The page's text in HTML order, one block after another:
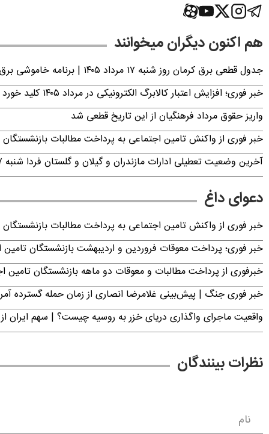
هم اکنون دیگران میخوانند
جدول قطعی برق کرمان روز شنبه ۱۷ مرداد ۱۴۰۵ | برنامه خاموشی برق کرمان اعلام شد
خبر فوری؛ افزایش اعتبار کالابرگ الکترونیکی در مرداد ۱۴۰۵ کلید خورد
واریز حقوق مرداد فرهنگیان از این تاریخ قطعی شد
خبر فوری از واکنش تامین اجتماعی به پرداخت مطالبات بازنشستگان امروز
آخرین وضعیت تعطیلی ادارات مازندران و گیلان و گلستان فردا شنبه ۱۷ مرداد ۱۴۰۵
دعوای داغ
خبر فوری از واکنش تامین اجتماعی به پرداخت مطالبات بازنشستگان امروز
خبر فوری؛ پرداخت معوقات فروردین و اردیبهشت بازنشستگان
خبرفوری از پرداخت مطالبات و معوقات دو ماهه بازنشستگان تامین
خبر فوری جنگ | پیش‌بینی غلامرضا انصاری از زمان حمله گسترده
واقعیت ماجرای واگذاری دریای خزر به روسیه چیست؟ | سهم ایران
نظرات بینندگان
نام